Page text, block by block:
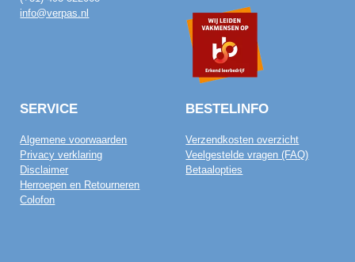
info@verpas.nl
SERVICE
Algemene voorwaarden
Privacy verklaring
Disclaimer
Herroepen en Retourneren
Colofon
BESTELINFO
Verzendkosten overzicht
Veelgestelde vragen (FAQ)
Betaalopties